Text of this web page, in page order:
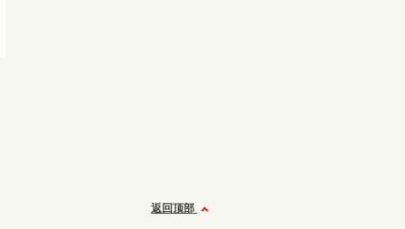
返回顶部